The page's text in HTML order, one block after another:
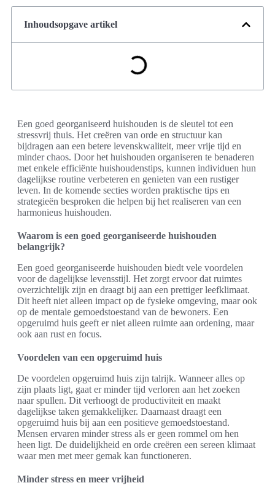
Inhoudsopgave artikel
Een goed georganiseerd huishouden is de sleutel tot een
stressvrij thuis. Het creëren van orde en structuur kan
bijdragen aan een betere levenskwaliteit, meer vrije tijd en
minder chaos. Door het huishouden organiseren te benaderen
met enkele efficiënte huishoudenstips, kunnen individuen hun
dagelijkse routine verbeteren en genieten van een rustiger
leven. In de komende secties worden praktische tips en
strategieën besproken die helpen bij het realiseren van een
harmonieus huishouden.
Waarom is een goed georganiseerde huishouden
belangrijk?
Een goed georganiseerde huishouden biedt vele voordelen
voor de dagelijkse levensstijl. Het zorgt ervoor dat ruimtes
overzichtelijk zijn en draagt bij aan een prettiger leefklimaat.
Dit heeft niet alleen impact op de fysieke omgeving, maar ook
op de mentale gemoedstoestand van de bewoners. Een
opgeruimd huis geeft er niet alleen ruimte aan ordening, maar
ook aan rust en focus.
Voordelen van een opgeruimd huis
De voordelen opgeruimd huis zijn talrijk. Wanneer alles op
zijn plaats ligt, gaat er minder tijd verloren aan het zoeken
naar spullen. Dit verhoogt de productiviteit en maakt
dagelijkse taken gemakkelijker. Daarnaast draagt een
opgeruimd huis bij aan een positieve gemoedstoestand.
Mensen ervaren minder stress als er geen rommel om hen
heen ligt. De duidelijkheid en orde creëren een sereen klimaat
waar men met meer gemak kan functioneren.
Minder stress en meer vrijheid